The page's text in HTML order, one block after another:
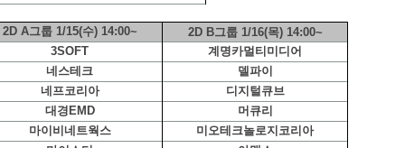
2D A그룹 1/15(수) 14:00~
2D B그룹 1/16(목) 14:00~
3SOFT
계명카멀티미디어
네스테크
델파이
네프코리아
디지털큐브
대경EMD
머큐리
마이비네트웍스
미오테크놀로지코리아